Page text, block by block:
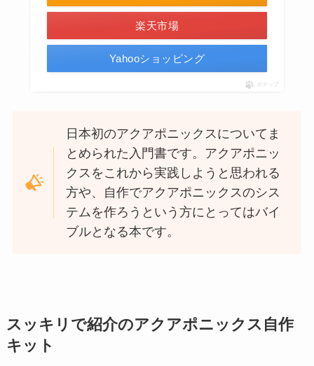
楽天市場
Yahooショッピング
ポチップ
日本初のアクアポニックスについてま
とめられた入門書です。アクアポニッ
クスをこれから実践しようと思われる
方や、自作でアクアポニックスのシス
テムを作ろうという方にとってはバイ
ブルとなる本です。
スッキリで紹介のアクアポニックス自作
キット